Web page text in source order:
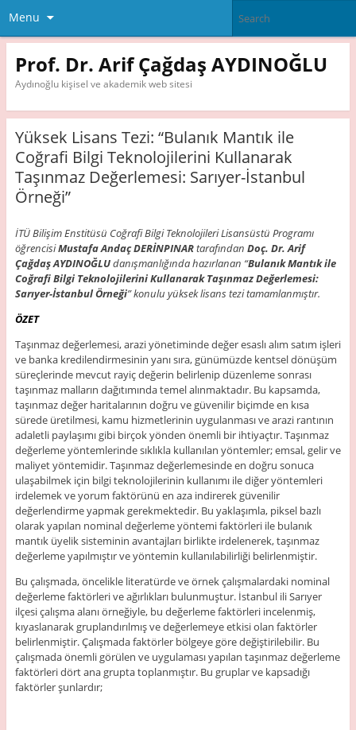
Menu
Prof. Dr. Arif Çağdaş AYDINOĞLU
Aydınoğlu kişisel ve akademik web sitesi
Yüksek Lisans Tezi: “Bulanık Mantık ile
Coğrafi Bilgi Teknolojilerini Kullanarak
Taşınmaz Değerlemesi: Sarıyer-İstanbul
Örneği”
İTÜ Bilişim Enstitüsü Coğrafi Bilgi Teknolojileri Lisansüstü Programı
öğrencisiMustafa Andaç DERİNPINARtarafından Doç. Dr. Arif
Çağdaş AYDINOĞLUdanışmanlığında hazırlanan “Bulanık Mantık ile
Coğrafi Bilgi Teknolojilerini Kullanarak Taşınmaz Değerlemesi:
Sarıyer-İstanbul Örneği” konulu yüksek lisans tezi tamamlanmıştır.
ÖZET
Taşınmaz değerlemesi, arazi yönetiminde değer esaslı alım satım işleri
ve banka kredilendirmesinin yanı sıra, günümüzde kentsel dönüşüm
süreçlerinde mevcut rayiç değerin belirlenip düzenleme sonrası
taşınmaz malların dağıtımında temel alınmaktadır. Bu kapsamda,
taşınmaz değer haritalarının doğru ve güvenilir biçimde en kısa
sürede üretilmesi, kamu hizmetlerinin uygulanması ve arazi rantının
adaletli paylaşımı gibi birçok yönden önemli bir ihtiyaçtır. Taşınmaz
değerleme yöntemlerinde sıklıkla kullanılan yöntemler; emsal, gelir ve
maliyet yöntemidir. Taşınmaz değerlemesinde en doğru sonuca
ulaşabilmek için bilgi teknolojilerinin kullanımı ile diğer yöntemleri
irdelemek ve yorum faktörünü en aza indirerek güvenilir
değerlendirme yapmak gerekmektedir. Bu yaklaşımla, piksel bazlı
olarak yapılan nominal değerleme yöntemi faktörleri ile bulanık
mantık üyelik sisteminin avantajları birlikte irdelenerek, taşınmaz
değerleme yapılmıştır ve yöntemin kullanılabilirliği belirlenmiştir.
Bu çalışmada, öncelikle literatürde ve örnek çalışmalardaki nominal
değerleme faktörleri ve ağırlıkları bulunmuştur. İstanbul ili Sarıyer
ilçesi çalışma alanı örneğiyle, bu değerleme faktörleri incelenmiş,
kıyaslanarak gruplandırılmış ve değerlemeye etkisi olan faktörler
belirlenmiştir. Çalışmada faktörler bölgeye göre değiştirilebilir. Bu
çalışmada önemli görülen ve uygulaması yapılan taşınmaz değerleme
faktörleri dört ana grupta toplanmıştır. Bu gruplar ve kapsadığı
faktörler şunlardır;